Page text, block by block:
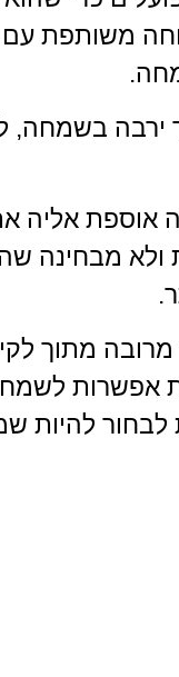
משותפת
ירבה
אליה
ולא
מתוך
אפשרות
להיות